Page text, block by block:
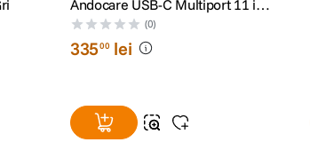
Andocare USB-C Multiport 11 in 1
pentru Extinderea MacBook Pro
Gri
(0)
33500 lei